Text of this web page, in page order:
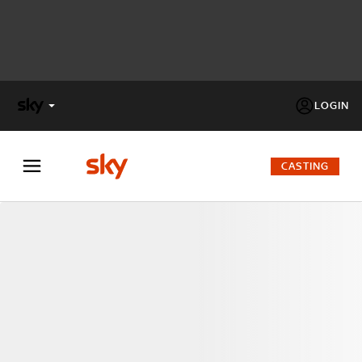
LOGIN
FACTOR
CASTING